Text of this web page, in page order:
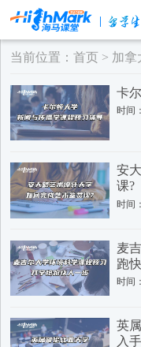
当前位置：首页 > 加拿
卡
时间
安
课?
时间
麦
跑
时间
英
入